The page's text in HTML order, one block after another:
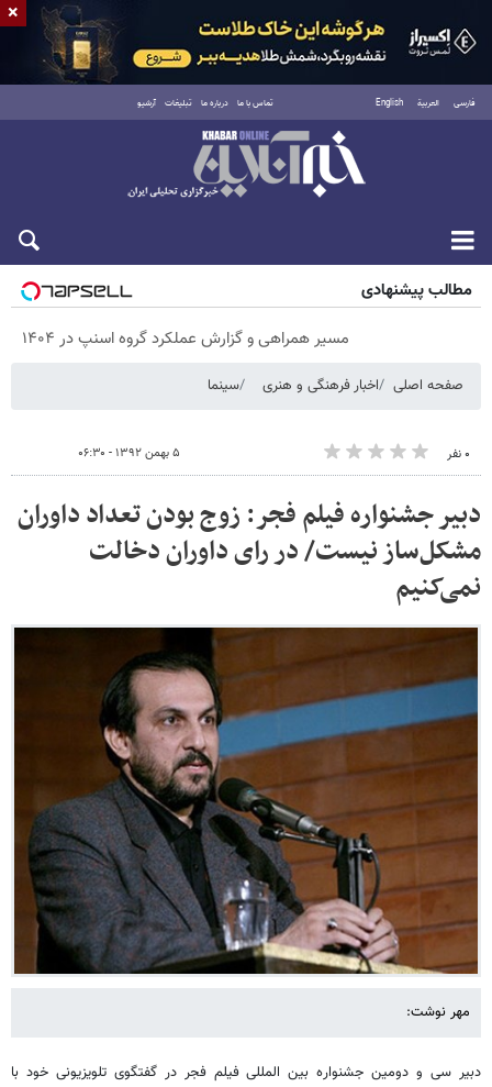
فارسی العربية English تماس با ما درباره ما تبلیغات آرشیو
پنجشنبه ۱۵ مرداد ۱۴۰۵
مطالب پیشنهادی
مسیر همراهی و گزارش عملکرد گروه اسنپ در ۱۴۰۴
صفحه اصلی اخبار فرهنگی و هنری سینما
۰ نفر ۵ بهمن ۱۳۹۲ - ۰۶:۳۰
دبیر جشنواره فیلم فجر: زوج بودن تعداد داوران
مشکل‌ساز نیست/ در رای داوران دخالت
نمی‌کنیم
مهر نوشت:
دبیر سی و دومین جشنواره بین المللی فیلم فجر در گفتگوی تلویزیونی خود با
×